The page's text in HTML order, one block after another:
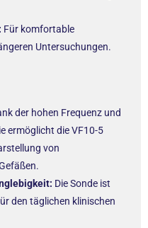
Für komfortable
Untersuchungen.
der hohen Frequenz und
ermöglicht die VF10-5
von
Die Sonde ist
den täglichen klinischen